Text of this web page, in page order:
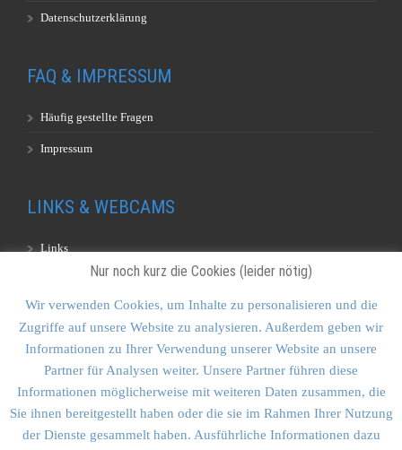
Datenschutzerklärung
FAQ & IMPRESSUM
Häufig gestellte Fragen
Impressum
LINKS & WEBCAMS
Links
KONTAKT & SITEMAP
Kontakt
Sitemap
Vulkankultour-BUFF®
Nur noch kurz die Cookies (leider nötig)
Wir verwenden Cookies, um Inhalte zu personalisieren und die
Zugriffe auf unsere Website zu analysieren. Außerdem geben wir
Informationen zu Ihrer Verwendung unserer Website an unsere
Partner für Analysen weiter. Unsere Partner führen diese
Informationen möglicherweise mit weiteren Daten zusammen, die
Sie ihnen bereitgestellt haben oder die sie im Rahmen Ihrer Nutzung
der Dienste gesammelt haben. Ausführliche Informationen dazu